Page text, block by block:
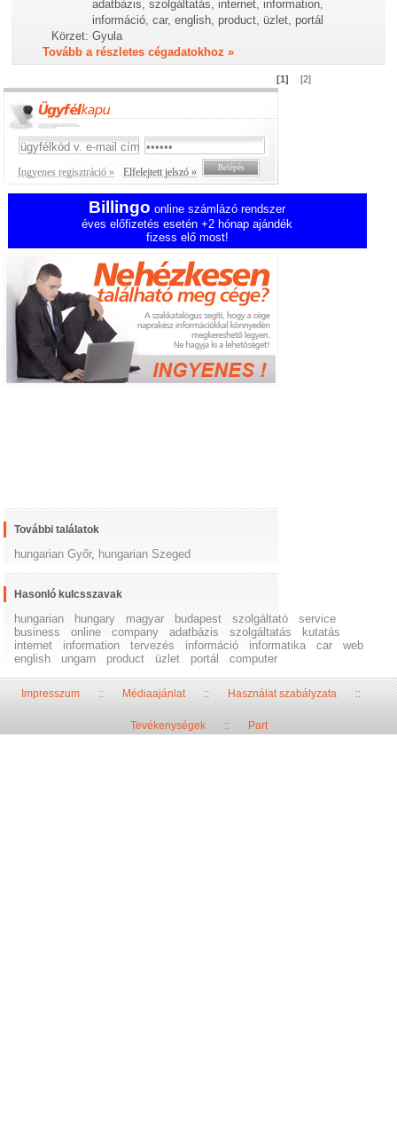
adatbázis, szolgáltatás, internet, information,
információ, car, english, product, üzlet, portál
Körzet: Gyula
Tovább a részletes cégadatokhoz »
[1] [2]
Ingyenes regisztráció » Elfelejtett jelszó »
Billingo online számlázó rendszer
éves előfizetés esetén +2 hónap ajándék
fizess elő most!
További találatok
hungarian Győr, hungarian Szeged
Hasonló kulcsszavak
hungarian hungary magyar budapest szolgáltató
service
business
online company adatbázis szolgáltatás
kutatás
internet
information tervezés információ informatika car
web
english
ungarn product üzlet portál computer
Impresszum::Médiaajánlat::Használat szabályzata::
Tevékenységek:: Part